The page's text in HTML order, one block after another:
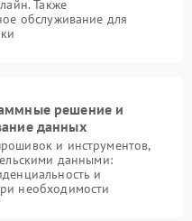
Также
обслуживание для
решение и
данных
и инструментов,
данными:
и
необходимости